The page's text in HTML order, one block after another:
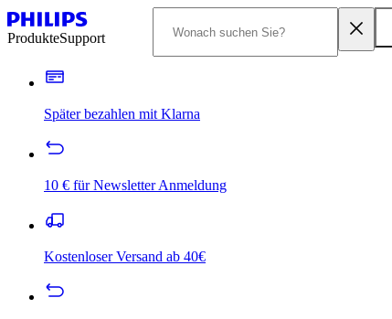
ProdukteSupport
Später bezahlen mit Klarna
10 € für Newsletter Anmeldung
Kostenloser Versand ab 40€